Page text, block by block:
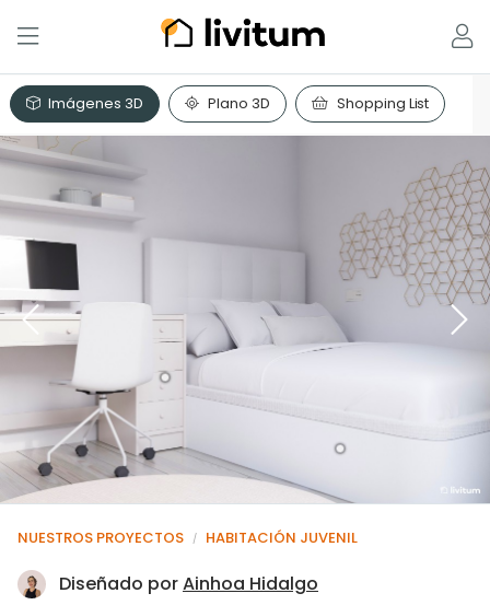
Imágenes 3D Plano 3D Shopping List
NUESTROS PROYECTOS / HABITACIÓN JUVENIL
Diseñado porAinhoa Hidalgo